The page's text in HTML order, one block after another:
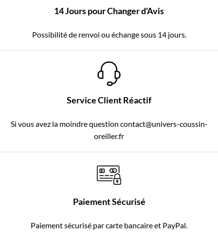
14 Jours pour Changer d'Avis
Possibilité de renvoi ou échange sous 14 jours.
Service Client Réactif
Si vous avez la moindre question contact@univers-coussin-
oreiller.fr
Paiement Sécurisé
Paiement sécurisé par carte bancaire et PayPal.